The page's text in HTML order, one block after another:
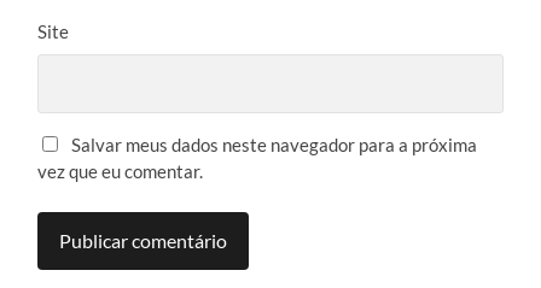
Site
Salvar meus dados neste navegador para a próxima
vez que eu comentar.